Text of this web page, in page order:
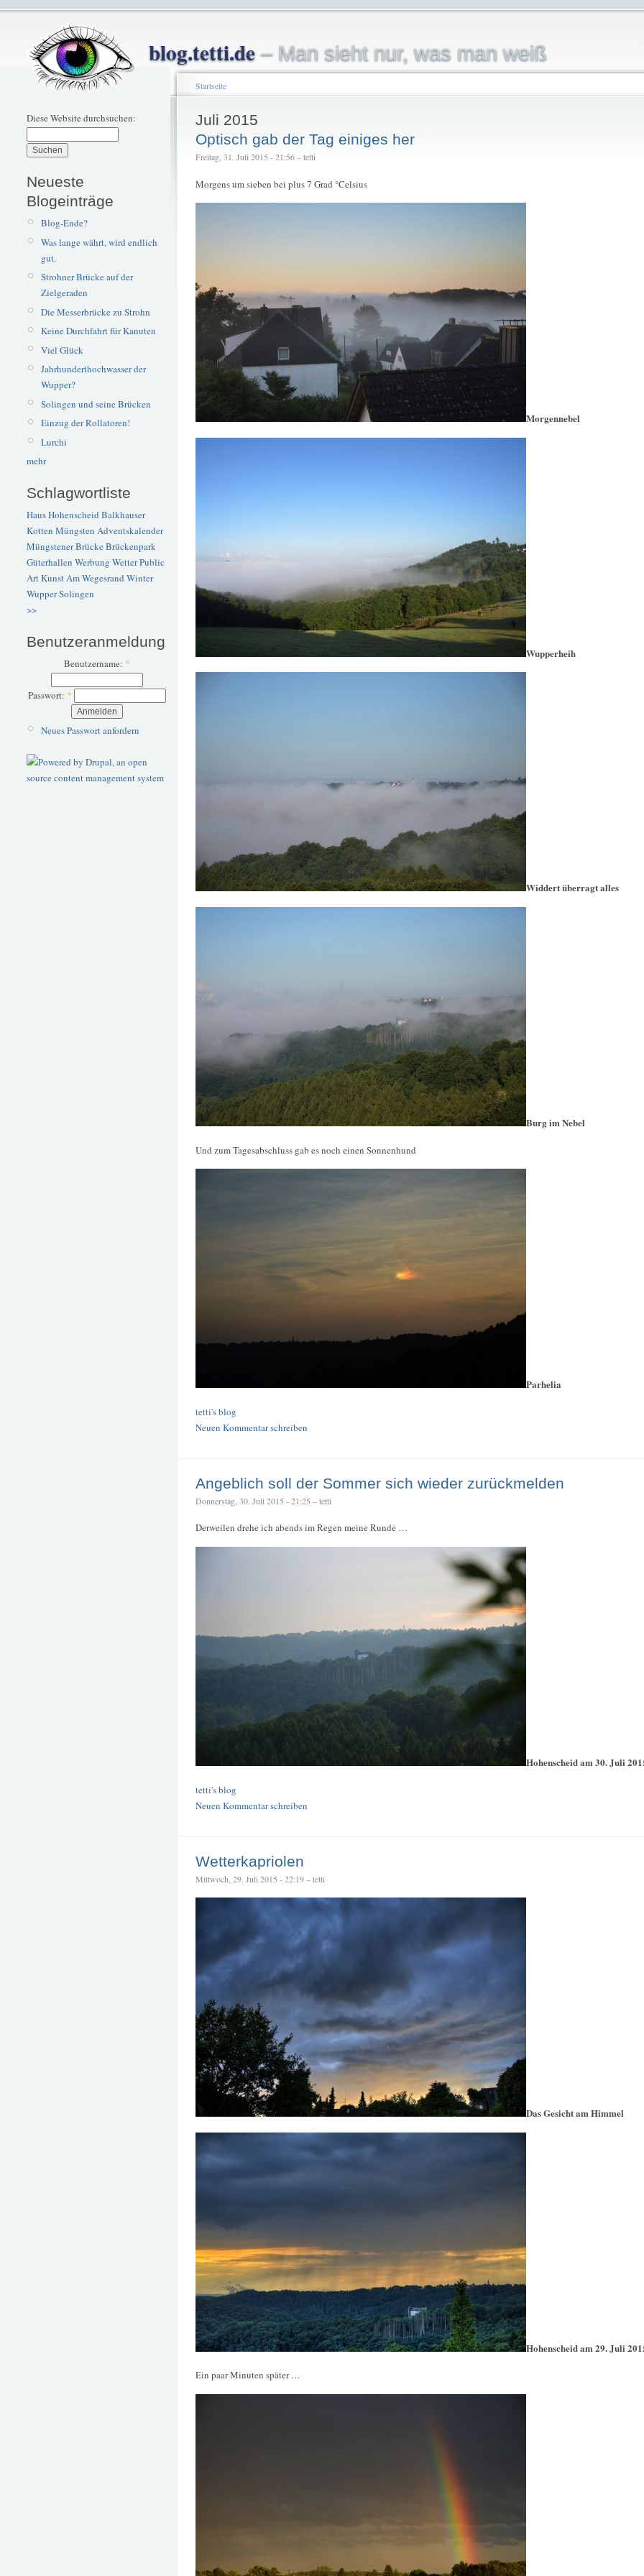
blog.tetti.de– Man sieht nur, was man weiß
Diese Website durchsuchen:
Neueste
Blogeinträge
Blog-Ende?
Was lange währt, wird endlich
gut.
Strohner Brücke auf der
Zielgeraden
Die Messerbrücke zu Strohn
Keine Durchfahrt für Kanuten
Viel Glück
Jahrhunderthochwasser der
Wupper?
Solingen und seine Brücken
Einzug der Rollatoren!
Lurchi
mehr
Schlagwortliste
Haus Hohenscheid Balkhauser
Kotten Müngsten Adventskalender
Müngstener BrückeBrückenpark
Güterhallen Werbung WetterPublic
ArtKunstAm Wegesrand Winter
WupperSolingen
>>
Benutzeranmeldung
Benutzername: *
Passwort: *
Neues Passwort anfordern
Startseite
Juli 2015
Optisch gab der Tag einiges her
Freitag, 31. Juli 2015 - 21:56 – tetti
Morgens um sieben bei plus 7 Grad °Celsius
Morgennebel
Wupperheih
Widdert überragt alles
Burg im Nebel
Und zum Tagesabschluss gab es noch einen Sonnenhund
Parhelia
tetti's blog
Neuen Kommentar schreiben
Angeblich soll der Sommer sich wieder zurückmelden
Donnerstag, 30. Juli 2015 - 21:25 – tetti
Derweilen drehe ich abends im Regen meine Runde …
Hohenscheid am 30. Juli
tetti's blog
Neuen Kommentar schreiben
Wetterkapriolen
Mittwoch, 29. Juli 2015 - 22:19 – tetti
Das Gesicht am Himmel
Hohenscheid am 29. Juli
Ein paar Minuten später …